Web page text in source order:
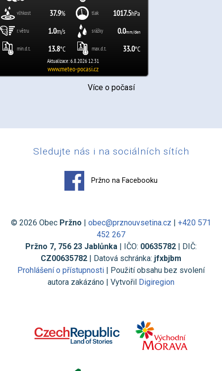
Více o počasí
Sledujte nás i na sociálních sítích
Pržno na Facebooku
© 2026 Obec Pržno | obec@prznouvsetina.cz | +420 571
452 267
Pržno 7, 756 23 Jablůnka | IČO: 00635782 | DIČ:
CZ00635782 | Datová schránka: jfxbjbm
Prohlášení o přístupnosti | Použití obsahu bez svolení
autora zakázáno | Vytvořil Digiregion